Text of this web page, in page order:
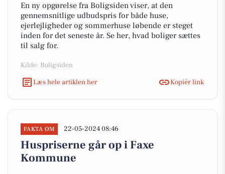
En ny opgørelse fra Boligsiden viser, at den
gennemsnitlige udbudspris for både huse,
ejerlejligheder og sommerhuse løbende er steget
inden for det seneste år. Se her, hvad boliger sættes
til salg for.
Kilde: Boligsiden
Læs hele artiklen her
Kopiér link
FAKTA OM 22-05-2024 08:46
Huspriserne går op i Faxe
Kommune